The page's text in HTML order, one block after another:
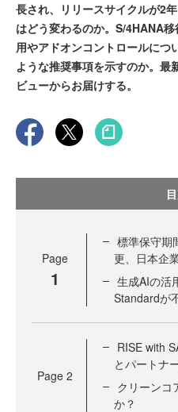
長され、リリースサイクルが2
はどう変わるのか。S/4HANA
用やアドオンコントロールにつ
ような推奨事項を示すのか。最
ビューからお届けする。
Page
1
標準保守期
更、日本企
生成AIの活
Standardが
Page 2
RISE with
とパートナ
クリーンコ
か？